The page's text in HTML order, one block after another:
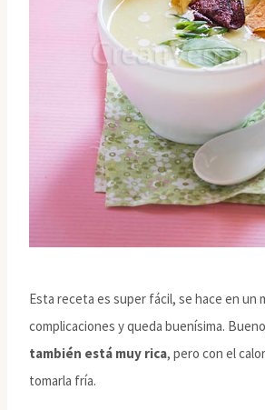
Esta receta es super fácil, se hace en un
complicaciones y queda buenísima.
también está muy rica, pero con el
tomarla fría.